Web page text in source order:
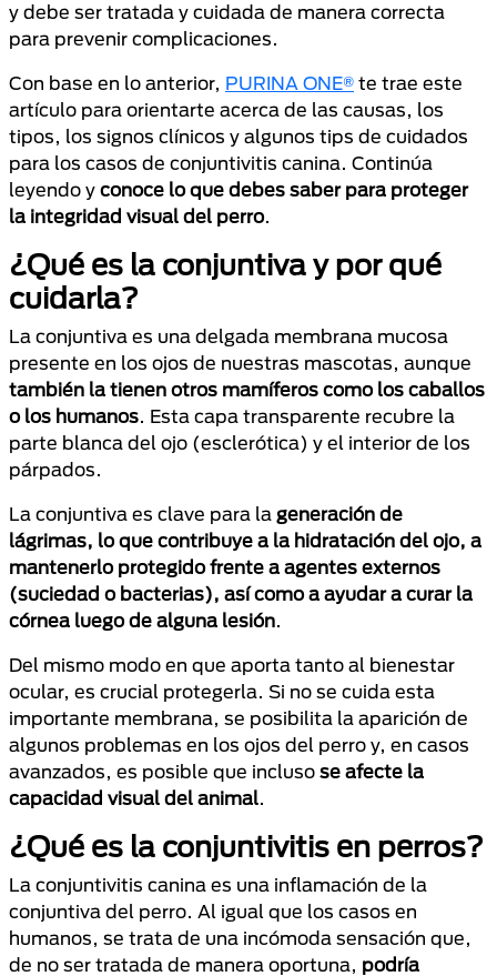
y debe ser tratada y cuidada de manera correcta
para prevenir complicaciones.
Con base en lo anterior, PURINA ONE® te trae este
artículo para orientarte acerca de las causas, los
tipos, los signos clínicos y algunos tips de cuidados
para los casos de conjuntivitis canina. Continúa
leyendo y conoce lo que debes saber para proteger
la integridad visual del perro.
¿Qué es la conjuntiva y por qué
cuidarla?
La conjuntiva es una delgada membrana mucosa
presente en los ojos de nuestras mascotas, aunque
también la tienen otros mamíferos como los caballos
o los humanos. Esta capa transparente recubre la
parte blanca del ojo (esclerótica) y el interior de los
párpados.
La conjuntiva es clave para la generación de
lágrimas, lo que contribuye a la hidratación del ojo, a
mantenerlo protegido frente a agentes externos
(suciedad o bacterias), así como a ayudar a curar la
córnea luego de alguna lesión.
Del mismo modo en que aporta tanto al bienestar
ocular, es crucial protegerla. Si no se cuida esta
importante membrana, se posibilita la aparición de
algunos problemas en los ojos del perro y, en casos
avanzados, es posible que incluso se afecte la
capacidad visual del animal.
¿Qué es la conjuntivitis en perros?
La conjuntivitis canina es una inflamación de la
conjuntiva del perro. Al igual que los casos en
humanos, se trata de una incómoda sensación que,
de no ser tratada de manera oportuna, podría